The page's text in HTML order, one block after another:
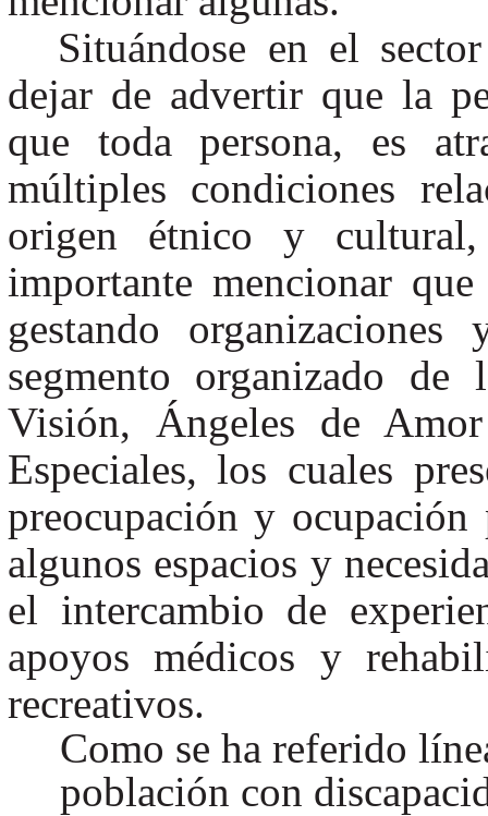
Situándose en el
dejar de advertir que la
que toda persona, es
múltiples condiciones
origen étnico y cultural,
importante mencionar
gestando
segmento organizado
Visión, Ángeles de
Especiales, los cuales
preocupación y
algunos espacios y
el intercambio de
apoyos médicos y
recreativos.
Como se ha referido
población con